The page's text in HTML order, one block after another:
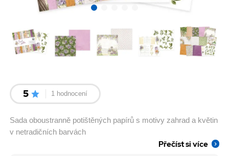
5 1 hodnocení
Sada oboustranně potištěných papírů s motivy zahrad a květin
v netradičních barvách
Přečíst si více